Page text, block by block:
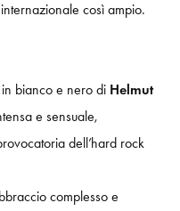
così ampio.
bianco e nero di Helmut
e sensuale,
dell’hard rock
complesso e